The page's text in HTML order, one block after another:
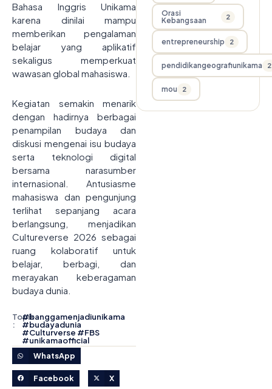
Bahasa Inggris Unikama
karena dinilai mampu
memberikan pengalaman
belajar yang aplikatif
sekaligus memperkuat
wawasan global mahasiswa.
Kegiatan semakin menarik
dengan hadirnya berbagai
penampilan budaya dan
diskusi mengenai isu budaya
serta teknologi digital
bersama narasumber
internasional. Antusiasme
mahasiswa dan pengunjung
terlihat sepanjang acara
berlangsung, menjadikan
Cultureverse 2026 sebagai
ruang kolaboratif untuk
belajar, berbagi, dan
merayakan keberagaman
budaya dunia.
Topik
:
#banggamenjadiunikama
#budayadunia
#Culturverse #FBS
#unikamaofficial
WhatsApp
Facebook X
Orasi
Kebangsaan
2
entrepreneurship 2
pendidikangeografiunikama 2
mou 2